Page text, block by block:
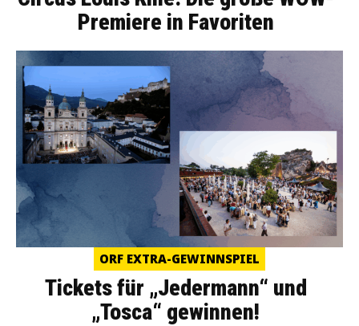
Premiere in Favoriten
ORF EXTRA-GEWINNSPIEL
Tickets für „Jedermann“ und
„Tosca“ gewinnen!